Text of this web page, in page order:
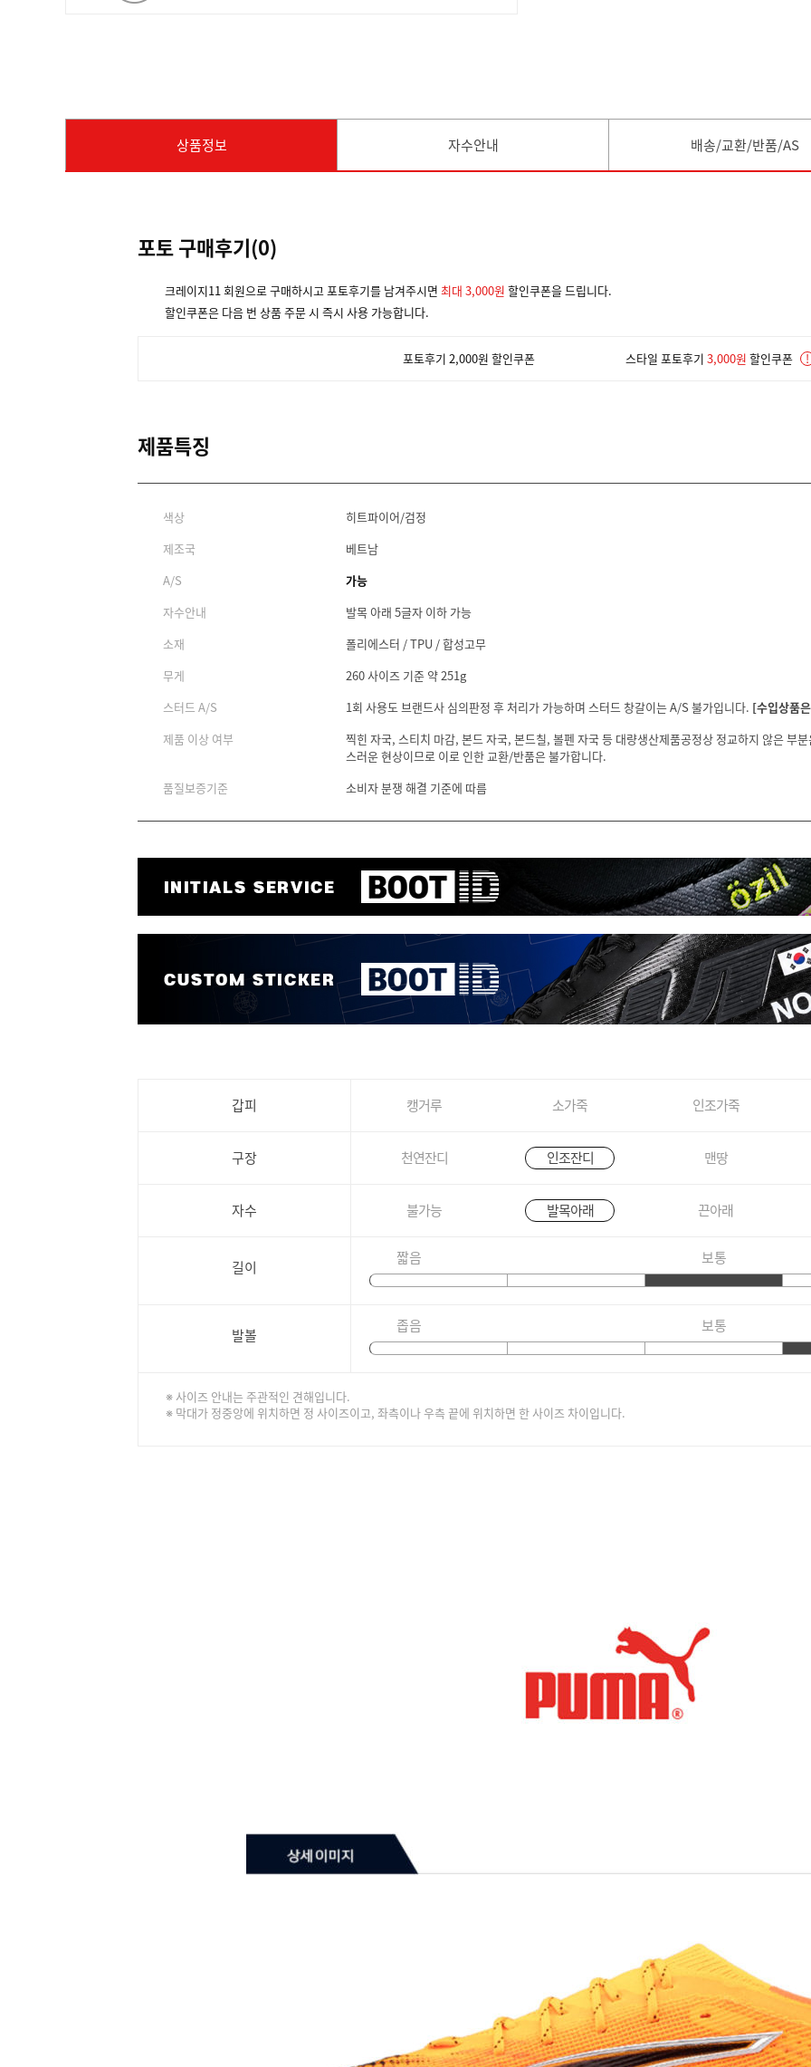
상품정보 자수안내 배송/교환/반품/AS
포토 구매후기(0)
크레이지11 회원으로 구매하시고 포토후기를 남겨주시면 최대 3,000원 할인쿠폰을 드립니다.
할인쿠폰은 다음 번 상품 주문 시 즉시 사용 가능합니다.
포토후기 2,000원 할인쿠폰 스타일 포토후기 3,000원 할인쿠폰 !
제품특징
색상
히트파이어/검정
제조국
베트남
A/S
가능
자수안내
발목 아래 5글자 이하 가능
소재
폴리에스터 / TPU / 합성고무
무게
260 사이즈 기준 약 251g
스터드 A/S
1회 사용도 브랜드사 심의판정 후 처리가 가능하며 스터드 창갈이는 A/S 불가입니다. [수입상품
제품 이상 여부
찍힌 자국, 스티치 마감, 본드 자국, 본드칠, 볼펜 자국 등 대량생산제품공정상 정교하지 않은 부
스러운 현상이므로 이로 인한 교환/반품은 불가합니다.
품질보증기준
소비자 분쟁 해결 기준에 따름
갑피 캥거루 소가죽 인조가죽
구장 천연잔디 인조잔디 맨땅
자수 불가능 발목아래 끈아래
길이 짧음 보통
발볼 좁음 보통
※ 사이즈 안내는 주관적인 견해입니다.
※ 막대가 정중앙에 위치하면 정 사이즈이고, 좌측이나 우측 끝에 위치하면 한 사이즈 차이입니다.